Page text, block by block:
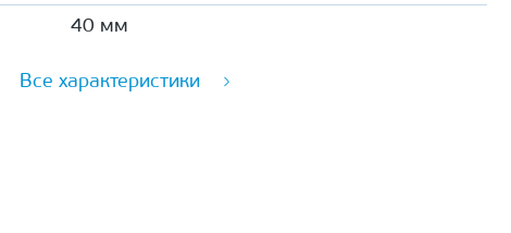
40 мм
Все характеристики